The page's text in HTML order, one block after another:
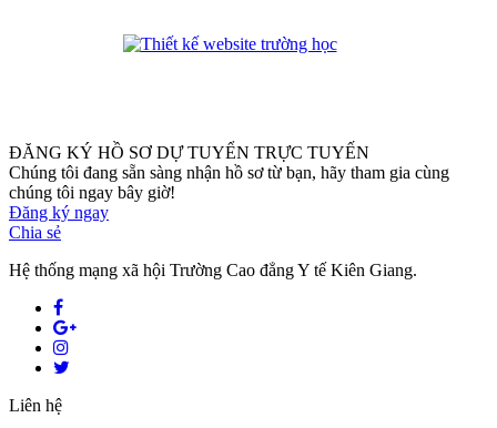
ĐĂNG KÝ HỒ SƠ DỰ TUYỂN TRỰC TUYẾN
Chúng tôi đang sẵn sàng nhận hồ sơ từ bạn, hãy tham gia cùng
chúng tôi ngay bây giờ!
Đăng ký ngay
Chia sẻ
Hệ thống mạng xã hội Trường Cao đẳng Y tế Kiên Giang.
Liên hệ